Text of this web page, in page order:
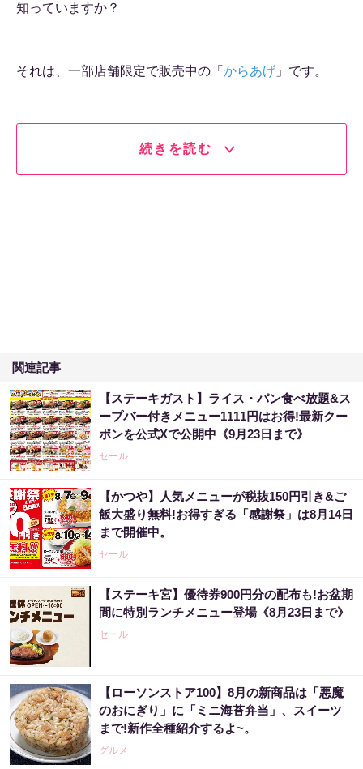
知っていますか？
それは、一部店舗限定で販売中の「 からあげ 」です。
続きを読む
関連記事
【ステーキガスト】ライス・パン食べ放題&ス
ープバー付きメニュー1111円はお得!最新クー
ポンを公式Xで公開中《9月23日まで》
セール
【かつや】人気メニューが税抜150円引き&ご
飯大盛り無料!お得すぎる「感謝祭」は8月14日
まで開催中。
セール
【ステーキ宮】優待券900円分の配布も!お盆期
間に特別ランチメニュー登場《8月23日まで》
セール
【ローソンストア100】8月の新商品は「悪魔
のおにぎり」に「ミニ海苔弁当」、スイーツ
まで!新作全種紹介するよ~。
グルメ